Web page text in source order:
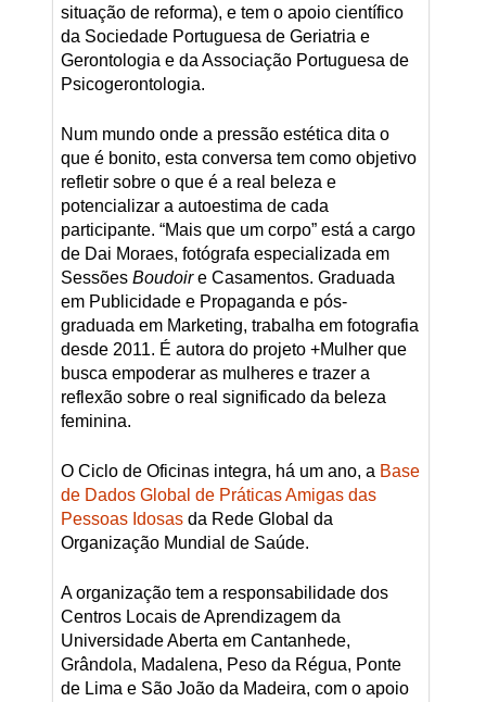
situação de reforma), e tem o apoio científico
da Sociedade Portuguesa de Geriatria e
Gerontologia e da Associação Portuguesa de
Psicogerontologia.
Num mundo onde a pressão estética dita o
que é bonito, esta conversa tem como objetivo
refletir sobre o que é a real beleza e
potencializar a autoestima de cada
participante. “Mais que um corpo” está a cargo
de Dai Moraes, fotógrafa especializada em
Sessões Boudoire Casamentos. Graduada
em Publicidade e Propaganda e pós-
graduada em Marketing, trabalha em fotografia
desde 2011. É autora do projeto +Mulher que
busca empoderar as mulheres e trazer a
reflexão sobre o real significado da beleza
feminina.
O Ciclo de Oficinas integra, há um ano, a Base
de Dados Global de Práticas Amigas das
Pessoas Idosasda Rede Global da
Organização Mundial de Saúde.
A organização tem a responsabilidade dos
Centros Locais de Aprendizagem da
Universidade Aberta em Cantanhede,
Grândola, Madalena, Peso da Régua, Ponte
de Lima e São João da Madeira, com o apoio